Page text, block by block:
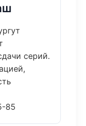
серий.
85